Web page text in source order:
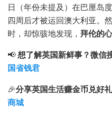
日（年份未提及）在巴厘岛
四周后才被运回澳大利亚。
时，却惊骇地发现， 拜伦的
📢想了解英国新鲜事？微信
国省钱君
🎉分享英国生活赚金币兑好
商城